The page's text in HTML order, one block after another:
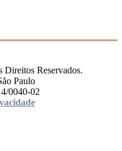
Reservados.
Paulo
0040-02